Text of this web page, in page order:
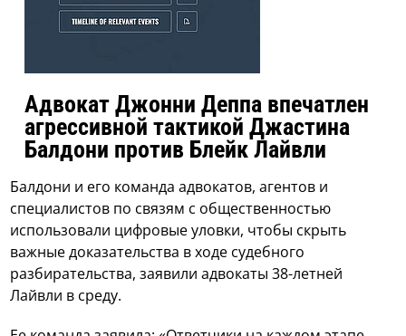
Адвокат Джонни Деппа впечатлен
агрессивной тактикой Джастина
Балдони против Блейк Лайвли
Балдони и его команда адвокатов, агентов и
специалистов по связям с общественностью
использовали цифровые уловки, чтобы скрыть
важные доказательства в ходе судебного
разбирательства, заявили адвокаты 38-летней
Лайвли в среду.